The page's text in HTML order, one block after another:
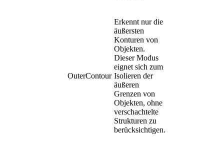
OuterContour
Erkennt nur die
äußersten
Konturen von
Objekten.
Dieser Modus
eignet sich zum
Isolieren der
äußeren
Grenzen von
Objekten, ohne
verschachtelte
Strukturen zu
berücksichtigen.